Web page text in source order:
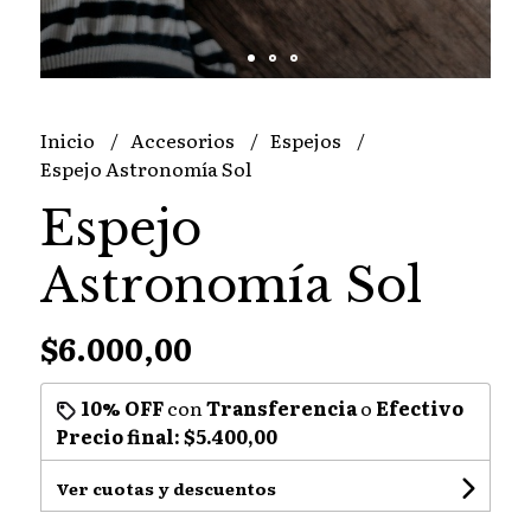
Inicio Accesorios
Espejos
Espejo Astronomía Sol
Espejo
Astronomía Sol
$6.000,00
10% OFFcon Transferenciao Efectivo
Precio final:$5.400,00
Ver cuotas y descuentos